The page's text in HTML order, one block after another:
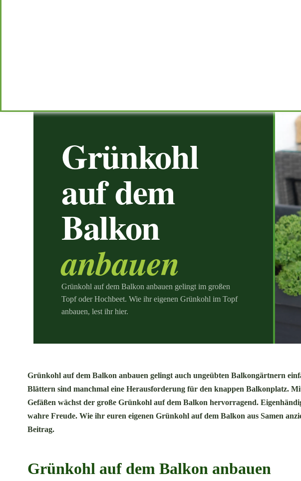
Grünkohl
auf dem
Balkon
anbauen
Grünkohl auf dem Balkon anbauen gelingt im großen
Topf oder Hochbeet. Wie ihr eigenen Grünkohl im Topf
anbauen, lest ihr hier.
Grünkohl auf dem Balkon anbauen gelingt auch ungeübten Balkongärtnern
Blättern sind manchmal eine Herausforderung für den knappen Balkonplatz.
Gefäßen wächst der große Grünkohl auf dem Balkon hervorragend.
wahre Freude. Wie ihr euren eigenen Grünkohl auf dem Balkon aus Samen
Beitrag.
Grünkohl auf dem Balkon anbauen